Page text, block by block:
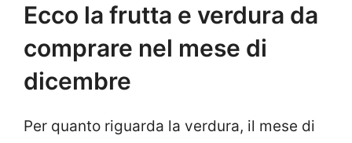
Ecco la frutta e verdura da
comprare nel mese di
dicembre
Per quanto riguarda la verdura, il mese di